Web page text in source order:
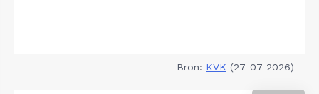
Bron: KVK (27-07-2026)